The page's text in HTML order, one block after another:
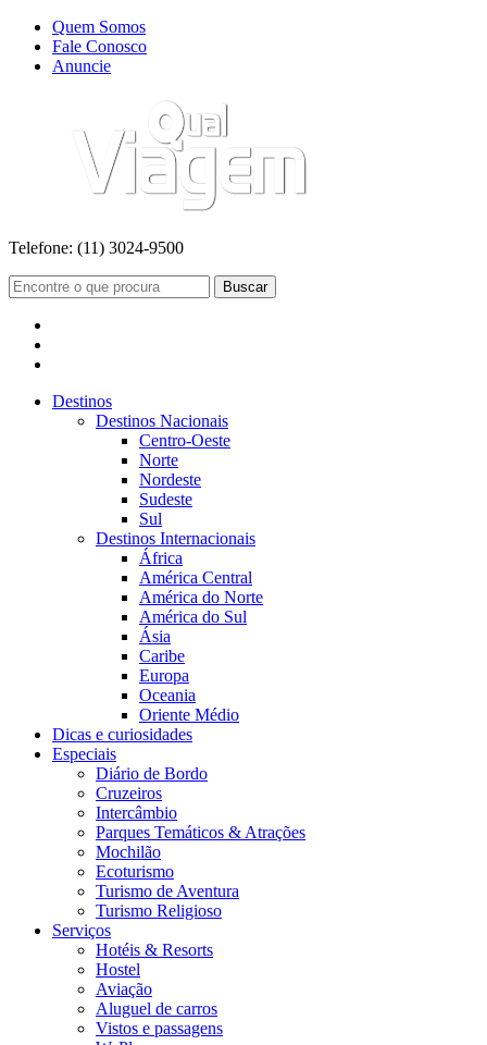
Quem Somos
Fale Conosco
Anuncie
Telefone: (11) 3024-9500
Buscar
Destinos
Destinos Nacionais
Centro-Oeste
Norte
Nordeste
Sudeste
Sul
Destinos Internacionais
África
América Central
América do Norte
América do Sul
Ásia
Caribe
Europa
Oceania
Oriente Médio
Dicas e curiosidades
Especiais
Diário de Bordo
Cruzeiros
Intercâmbio
Parques Temáticos & Atrações
Mochilão
Ecoturismo
Turismo de Aventura
Turismo Religioso
Serviços
Hotéis & Resorts
Hostel
Aviação
Aluguel de carros
Vistos e passagens